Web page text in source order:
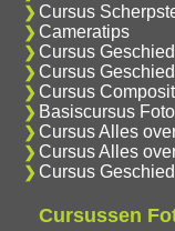
Cursus
Cameratips
Cursus
Cursus
Cursus
Basiscursus
Cursus Alles
Cursus Alles
Cursus
Cursussen